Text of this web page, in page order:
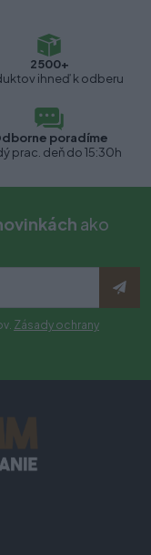
2500+
ihneď k odberu
poradíme
prac. deň do 15:30h
ako
Zásady ochrany